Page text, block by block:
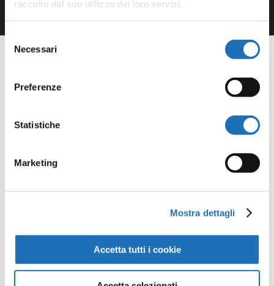
raccolto dal suo utilizzo dei loro servizi.
Selezione
delNecessari
Preferenze
Statistiche
Marketing
Mostra dettagli
Accetta tutti i cookie